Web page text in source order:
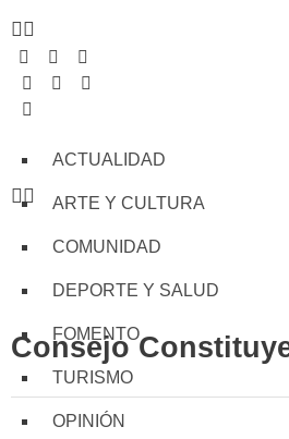
ACTUALIDAD
ARTE Y CULTURA
COMUNIDAD
DEPORTE Y SALUD
FOMENTO
TURISMO
OPINIÓN
Consejo